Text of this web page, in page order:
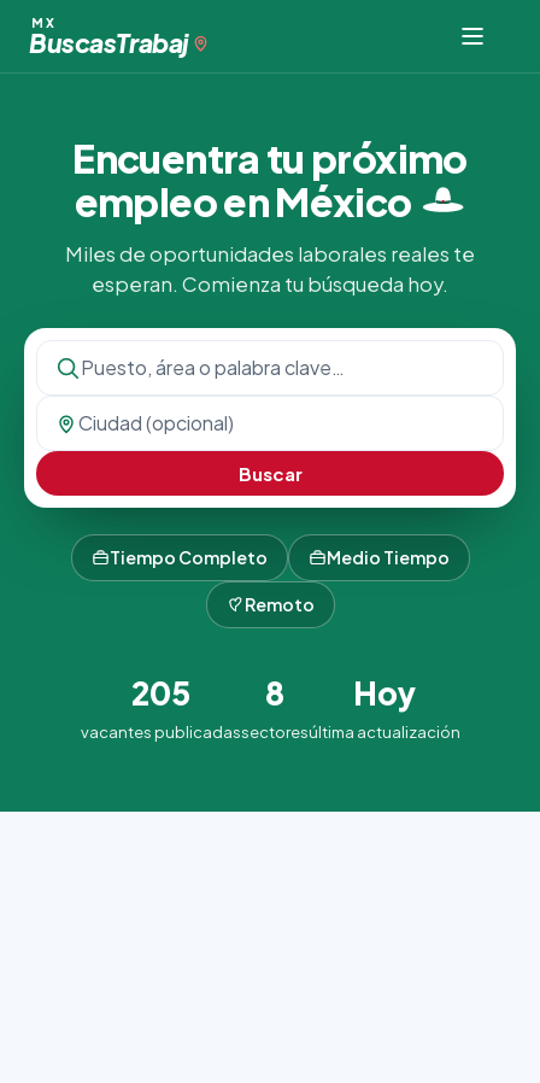
MX
BuscasTrabaj
Encuentra tu próximo
empleo enMéxico
Miles de oportunidades laborales reales te
esperan. Comienza tu búsqueda hoy.
Buscar
Tiempo Completo Medio Tiempo
Remoto
205
vacantes publicadas
8
sectores
Hoy
última actualización